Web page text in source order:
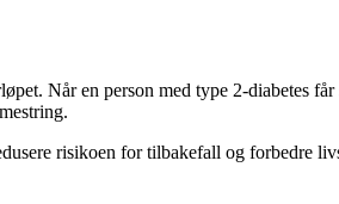
Når en person med type 2-diabetes
risikoen for tilbakefall og forbedre